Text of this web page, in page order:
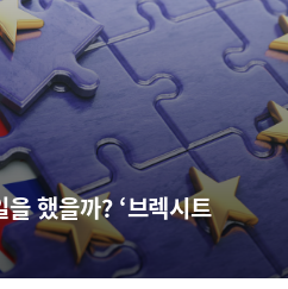
했을까? ‘브렉시트